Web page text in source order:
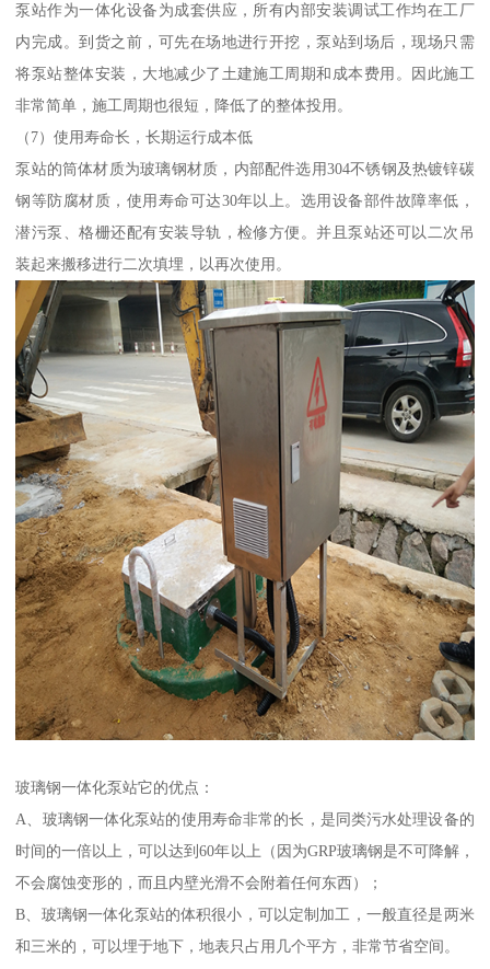
泵站作为一体化设备为成套供应，所有内部安装调试工作均在工厂
内完成。到货之前，可先在场地进行开挖，泵站到场后，现场只需
将泵站整体安装，大地减少了土建施工周期和成本费用。因此施工
非常简单，施工周期也很短，降低了的整体投用。
（7）使用寿命长，长期运行成本低
泵站的筒体材质为玻璃钢材质，内部配件选用304不锈钢及热镀锌碳
钢等防腐材质，使用寿命可达30年以上。选用设备部件故障率低，
潜污泵、格栅还配有安装导轨，检修方便。并且泵站还可以二次吊
装起来搬移进行二次填埋，以再次使用。
玻璃钢一体化泵站它的优点：
A、玻璃钢一体化泵站的使用寿命非常的长，是同类污水处理设备的
时间的一倍以上，可以达到60年以上（因为GRP玻璃钢是不可降解，
不会腐蚀变形的，而且内壁光滑不会附着任何东西）；
B、玻璃钢一体化泵站的体积很小，可以定制加工，一般直径是两米
和三米的，可以埋于地下，地表只占用几个平方，非常节省空间。